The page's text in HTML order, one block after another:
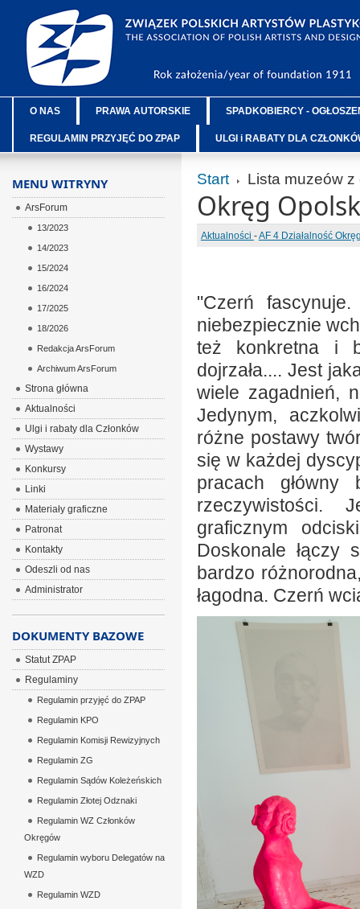
O NAS PRAWA AUTORSKIE SPADKOBIERCY -
REGULAMIN PRZYJĘĆ DO ZPAP ULGI i RABATY DLA
Start Lista muzeów z
Okręg
Aktualności -AF 4 Działalność
"Czerń
niebezpiecznie
też konkretna i
dojrzała.... Jest
wiele zagadnień,
Jedynym,
różne postawy
się w każdej
pracach główny
rzeczywistości.
graficznym
Doskonale
bardzo
łagodna. Czerń
MENU WITRYNY
ArsForum
13/2023
14/2023
15/2024
16/2024
17/2025
18/2026
Redakcja ArsForum
Archiwum ArsForum
Strona główna
Aktualności
Ulgi i rabaty dla Członków
Wystawy
Konkursy
Linki
Materiały graficzne
Patronat
Kontakty
Odeszli od nas
Administrator
DOKUMENTY BAZOWE
Statut ZPAP
Regulaminy
Regulamin przyjęć do ZPAP
Regulamin KPO
Regulamin Komisji Rewizyjnych
Regulamin ZG
Regulamin Sądów Koleżeńskich
Regulamin Złotej Odznaki
Regulamin WZ Członków
Okręgów
Regulamin wyboru Delegatów na
WZD
Regulamin WZD